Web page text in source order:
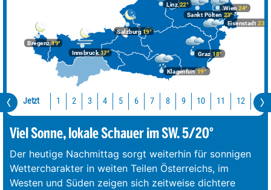
Bregenz19°
Graz18°
Innsbruck17°
Klagenfurt 19°
Linz22°
Salzburg19°
Wien 24°
Eisenstadt 23°
Sankt Pölten 23°
Jetzt 1 2 3 4 5 6 7 8 9 10 11 12 13
Viel Sonne, lokale Schauer im SW. 5/20°
Der heutige Nachmittag sorgt weiterhin für sonnigen
Wettercharakter in weiten Teilen Österreichs, im
Westen und Süden zeigen sich zeitweise dichtere